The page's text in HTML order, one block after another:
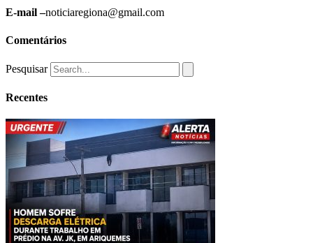
E-mail –noticiaregiona@gmail.com
Comentários
Pesquisar
Recentes